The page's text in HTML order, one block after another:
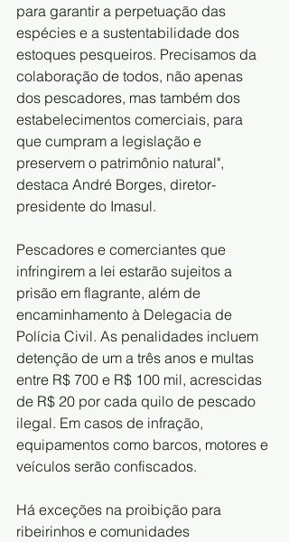
para garantir a perpetuação das
espécies e a sustentabilidade dos
estoques pesqueiros. Precisamos da
colaboração de todos, não apenas
dos pescadores, mas também dos
estabelecimentos comerciais, para
que cumpram a legislação e
preservem o patrimônio natural",
destaca André Borges, diretor-
presidente do Imasul.
Pescadores e comerciantes que
infringirem a lei estarão sujeitos a
prisão em flagrante, além de
encaminhamento à Delegacia de
Polícia Civil. As penalidades incluem
detenção de um a três anos e multas
entre R$ 700 e R$ 100 mil, acrescidas
de R$ 20 por cada quilo de pescado
ilegal. Em casos de infração,
equipamentos como barcos, motores e
veículos serão confiscados.
Há exceções na proibição para
ribeirinhos e comunidades